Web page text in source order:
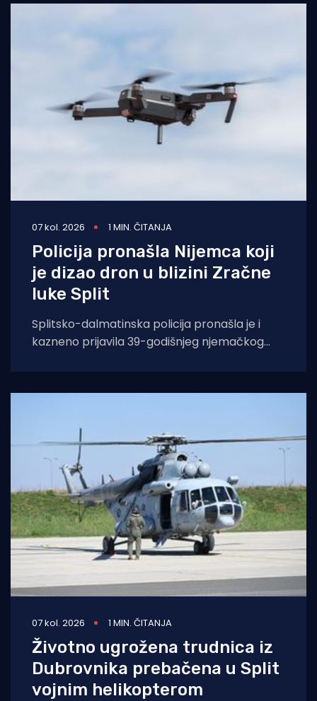
07 kol. 2026 1 MIN. ČITANJA
Policija pronašla Nijemca koji
je dizao dron u blizini Zračne
luke Split
Splitsko-dalmatinska policija pronašla je i
kazneno prijavila 39-godišnjeg njemačkog
07 kol. 2026 1 MIN. ČITANJA
Životno ugrožena trudnica iz
Dubrovnika prebačena u Split
vojnim helikopterom